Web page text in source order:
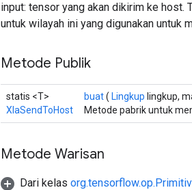
input: tensor yang akan dikirim ke host.
untuk wilayah ini yang digunakan untuk
Metode Publik
statis <T>
XlaSendToHost
buat( Lingkup lingkup,
Metode pabrik untuk
Metode Warisan
Dari kelas